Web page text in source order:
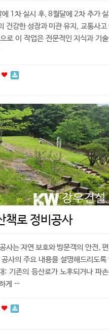
1차 실시 후, 8월달에 2차 추가
건강한 성장과 미관 유지, 교통사고
로 이 작업은 전문적인 지식과 기
책로 정비공사
사는 자연 보호와 방문객의 안전,
사의 주요 내용을 설명해드리도록
: 기존의 등산로가 노후되거나 파
게 …